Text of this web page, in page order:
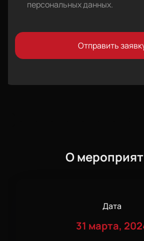
персональных данных.
Отправить
О
Дата
31 марта,